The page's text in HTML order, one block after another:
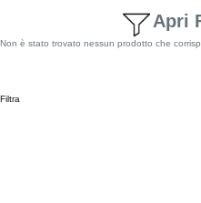
Apri
Non è stato trovato nessun prodotto che
Filtra